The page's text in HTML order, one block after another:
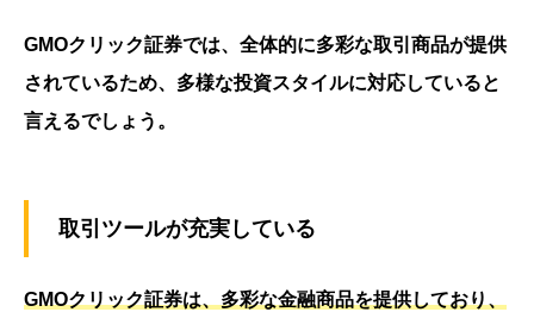
GMOクリック証券では、全体的に多彩な取引商品が提供
されているため、多様な投資スタイルに対応していると
言えるでしょう。
取引ツールが充実している
GMOクリック証券は、多彩な金融商品を提供しており、